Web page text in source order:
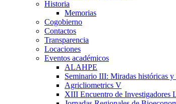
Historia
Memorias
Cogobierno
Contactos
Transparencia
Locaciones
Eventos académicos
ALAHPE
Seminario III: Miradas históricas y
Agricliometrics V
XIII Encuentro de Investigadores